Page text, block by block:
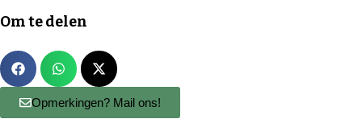
Om te delen
Opmerkingen? Mail ons!